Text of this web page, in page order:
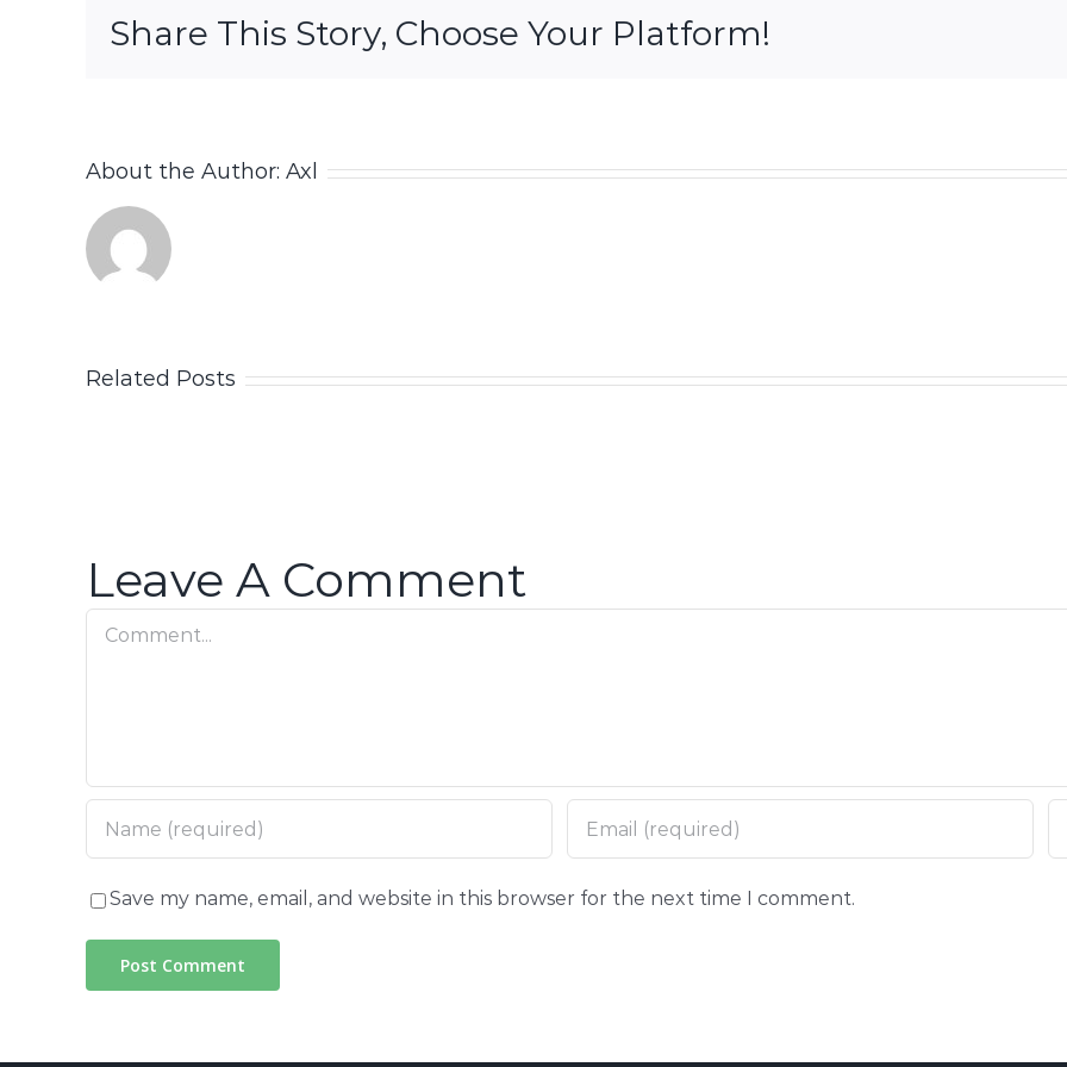
Share This Story, Choose Your Platform!
About the Author: Axl
Related Posts
Leave A Comment
Comment
Save my name, email, and website in this browser for the next time I comment.